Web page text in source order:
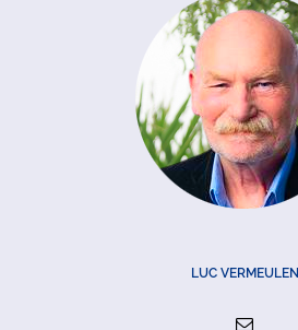
LUC VERMEULEN